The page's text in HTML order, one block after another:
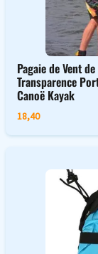
Pagaie de Vent
Transparence
Canoë Kayak
18,40